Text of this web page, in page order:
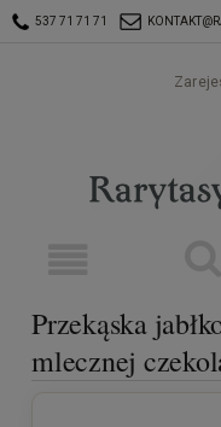
537 71 71 71
Przekąska
mlecznej